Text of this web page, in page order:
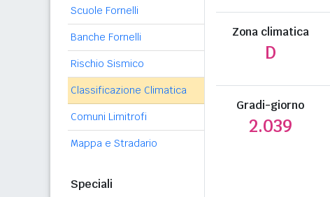
Scuole Fornelli
Banche Fornelli
Rischio Sismico
Classificazione Climatica
Comuni Limitrofi
Mappa e Stradario
Speciali
Zona climatica
D
Gradi-giorno
2.039